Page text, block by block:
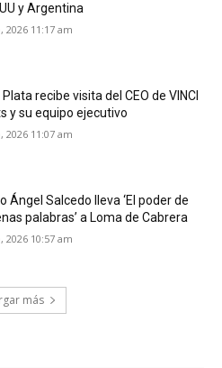
y Argentina
2026 11:17 am
recibe visita del CEO de VINCI
y su equipo ejecutivo
2026 11:07 am
Ángel Salcedo lleva ‘El poder de
palabras’ a Loma de Cabrera
2026 10:57 am
más